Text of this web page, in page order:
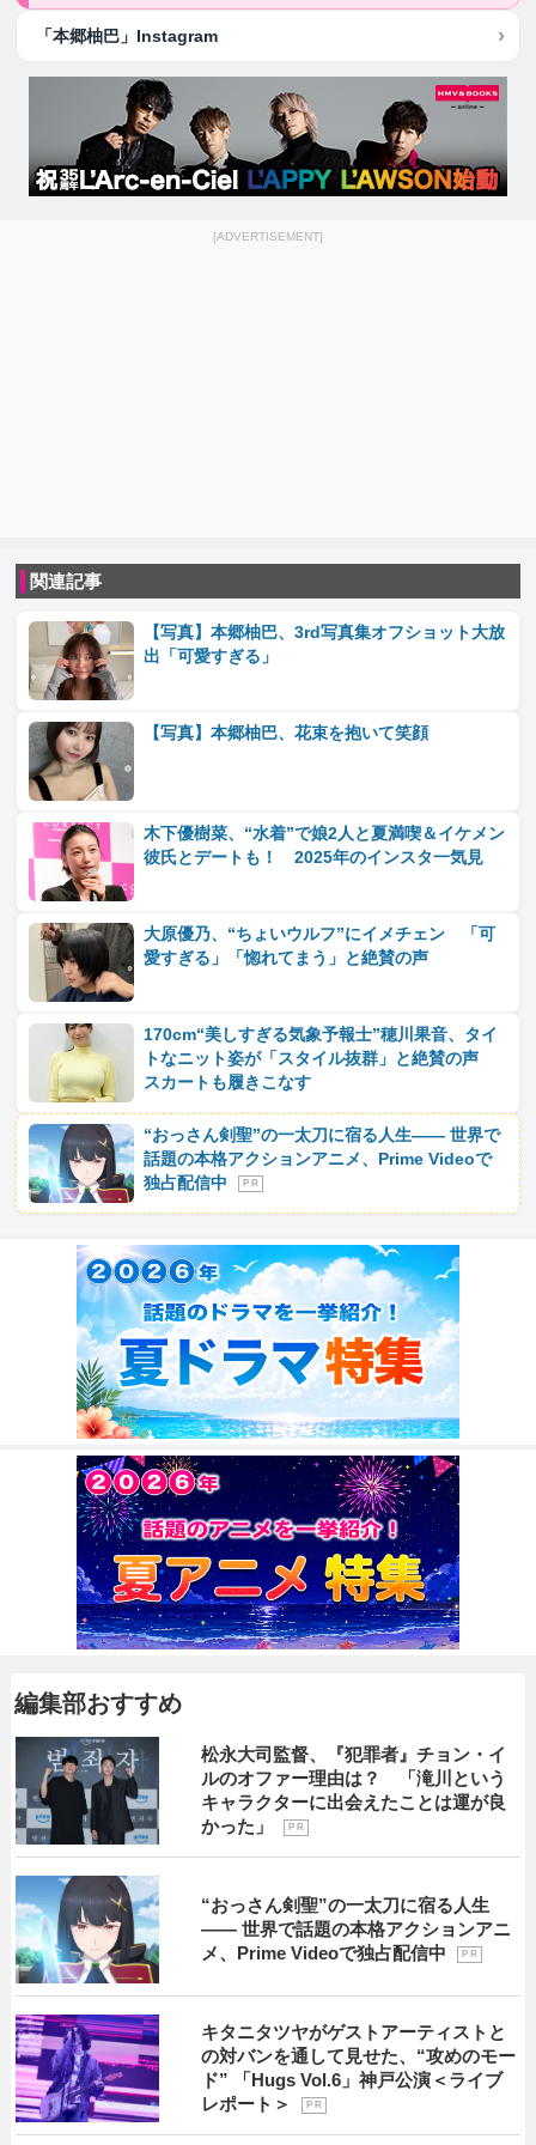
「本郷柚巴」Instagram
[ADVERTISEMENT]
関連記事
【写真】本郷柚巴、3rd写真集オフショット大放
出「可愛すぎる」
【写真】本郷柚巴、花束を抱いて笑顔
木下優樹菜、“水着”で娘2人と夏満喫＆イケメン
彼氏とデートも！ 2025年のインスタ一気見
大原優乃、“ちょいウルフ”にイメチェン 「可
愛すぎる」「惚れてまう」と絶賛の声
170cm“美しすぎる気象予報士”穂川果音、タイ
トなニット姿が「スタイル抜群」と絶賛の声
スカートも履きこなす
“おっさん剣聖”の一太刀に宿る人生―― 世界で
話題の本格アクションアニメ、Prime Videoで
独占配信中
P R
編集部おすすめ
松永大司監督、『犯罪者』チョン・イ
ルのオファー理由は？ 「滝川という
キャラクターに出会えたことは運が良
かった」
P R
“おっさん剣聖”の一太刀に宿る人生
―― 世界で話題の本格アクションアニ
メ、Prime Videoで独占配信中
P R
キタニタツヤがゲストアーティストと
の対バンを通して見せた、“攻めのモー
ド” 「Hugs Vol.6」神戸公演＜ライブ
レポート＞
P R